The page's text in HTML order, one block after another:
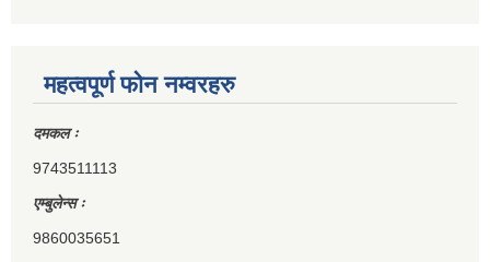
महत्वपूर्ण फोन नम्वरहरु
दमकल ः
9743511113
एम्बुलेन्स ः
9860035651